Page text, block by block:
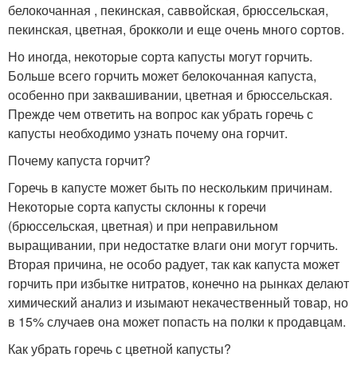
белокочанная , пекинская, саввойская, брюссельская,
пекинская, цветная, брокколи и еще очень много сортов.
Но иногда, некоторые сорта капусты могут горчить.
Больше всего горчить может белокочанная капуста,
особенно при заквашивании, цветная и брюссельская.
Прежде чем ответить на вопрос как убрать горечь с
капусты необходимо узнать почему она горчит.
Почему капуста горчит?
Горечь в капусте может быть по нескольким причинам.
Некоторые сорта капусты склонны к горечи
(брюссельская, цветная) и при неправильном
выращивании, при недостатке влаги они могут горчить.
Вторая причина, не особо радует, так как капуста может
горчить при избытке нитратов, конечно на рынках делают
химический анализ и изымают некачественный товар, но
в 15% случаев она может попасть на полки к продавцам.
Как убрать горечь с цветной капусты?